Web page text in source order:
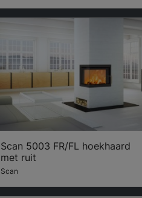
Scan 5003 FR/FL hoekhaard
met ruit
Scan